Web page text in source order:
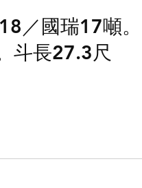
／國瑞17噸
斗長27.3尺